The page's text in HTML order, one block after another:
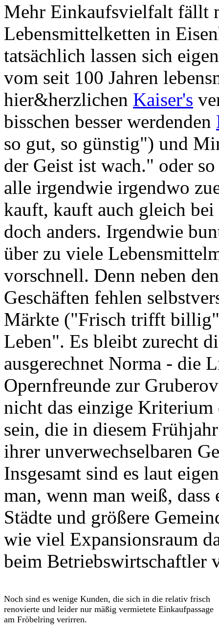
Mehr Einkaufsvielfalt fällt
Lebensmittelketten in
tatsächlich lassen sich
vom seit 100 Jahren
hier&herzlichen Kaiser's
bisschen besser werdenden
so gut, so günstig") und
der Geist ist wach." oder
alle irgendwie irgendwo
kauft, kauft auch gleich
doch anders. Irgendwie
über zu viele
vorschnell. Denn neben
Geschäften fehlen
Märkte ("Frisch trifft
Leben". Es bleibt zurecht
ausgerechnet Norma - die
Opernfreunde zur
nicht das einzige
sein, die in diesem
ihrer unverwechselbaren
Insgesamt sind es laut
man, wenn man weiß,
Städte und größere
wie viel Expansionsraum
beim Betriebswirtschaftler
Noch sind es wenige Kunden, die sich in die relativ frisch
renovierte und leider nur mäßig vermietete Einkaufpassage
am Fröbelring verirren.